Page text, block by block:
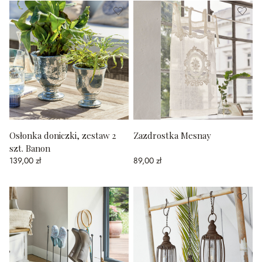
Osłonka doniczki, zestaw 2
szt. Banon
139,00 zł
Zazdrostka Mesnay
89,00 zł